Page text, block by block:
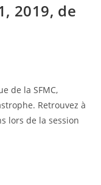
2019, de
de la SFMC,
Retrouvez à
lors de la session